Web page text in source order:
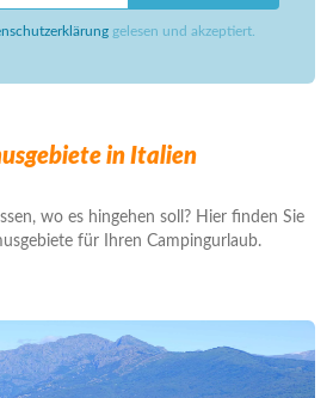
gelesen und akzeptiert.
in Italien
wo es hingehen soll? Hier finden Sie
für Ihren Campingurlaub.